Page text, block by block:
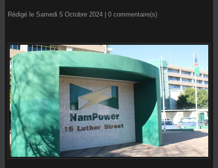
Rédigé le Samedi 5 Octobre 2024 | 0 commentaire(s)